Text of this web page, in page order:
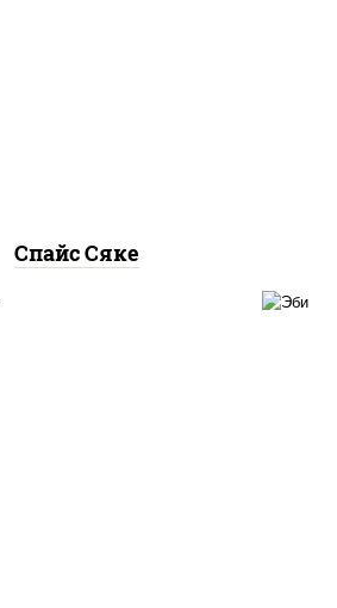
Спайс Сяке